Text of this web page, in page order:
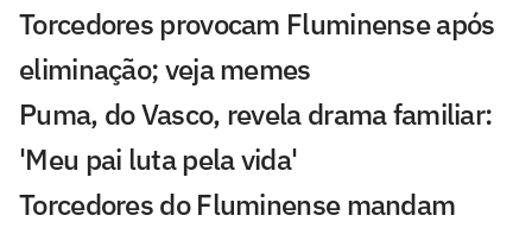
Torcedores provocam Fluminense após
eliminação; veja memes
Puma, do Vasco, revela drama familiar:
'Meu pai luta pela vida'
Torcedores do Fluminense mandam